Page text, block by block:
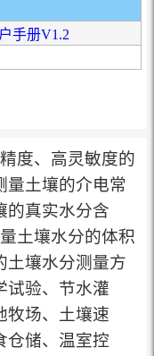
手册V1.2
度、高灵敏度的
量土壤的介电常
的真实水分含
土壤水分的体积
土壤水分测量方
试验、节水灌
牧场、土壤速
仓储、温室控